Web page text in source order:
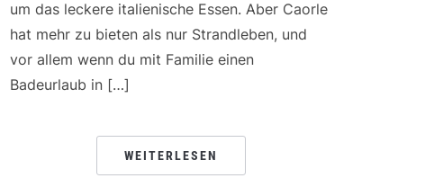
um das leckere italienische Essen. Aber Caorle
hat mehr zu bieten als nur Strandleben, und
vor allem wenn du mit Familie einen
Badeurlaub in […]
WEITERLESEN